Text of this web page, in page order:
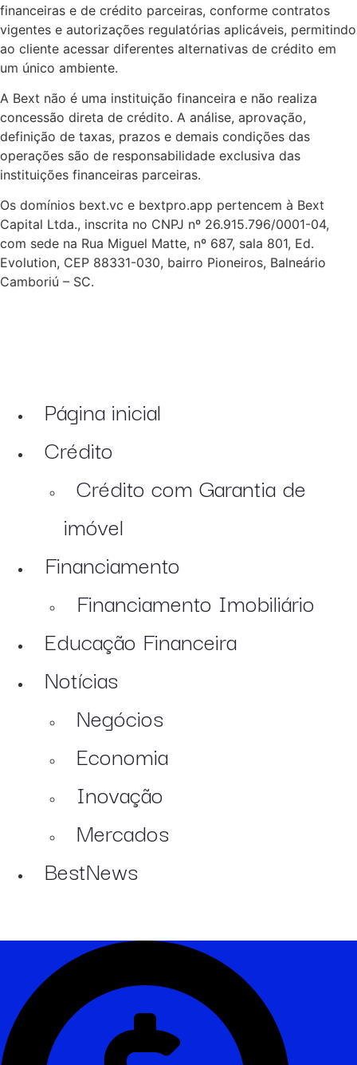
financeiras e de crédito parceiras, conforme contratos
vigentes e autorizações regulatórias aplicáveis, permitindo
ao cliente acessar diferentes alternativas de crédito em
um único ambiente.
A Bext não é uma instituição financeira e não realiza
concessão direta de crédito. A análise, aprovação,
definição de taxas, prazos e demais condições das
operações são de responsabilidade exclusiva das
instituições financeiras parceiras.
Os domínios bext.vc e bextpro.app pertencem à Bext
Capital Ltda., inscrita no CNPJ nº 26.915.796/0001-04,
com sede na Rua Miguel Matte, nº 687, sala 801, Ed.
Evolution, CEP 88331-030, bairro Pioneiros, Balneário
Camboriú – SC.
Página inicial
Crédito
Crédito com Garantia de
imóvel
Financiamento
Financiamento Imobiliário
Educação Financeira
Notícias
Negócios
Economia
Inovação
Mercados
BestNews